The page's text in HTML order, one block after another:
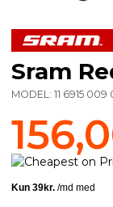
Sram
MODEL: 11 6915 009